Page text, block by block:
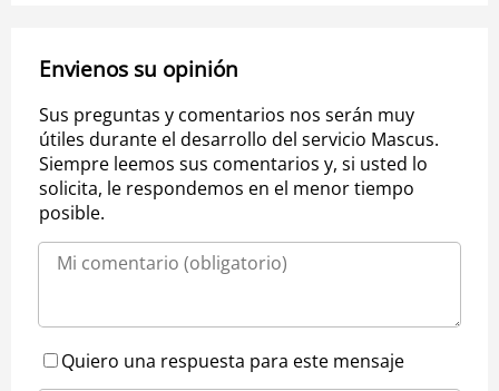
Envienos su opinión
Sus preguntas y comentarios nos serán muy
útiles durante el desarrollo del servicio Mascus.
Siempre leemos sus comentarios y, si usted lo
solicita, le respondemos en el menor tiempo
posible.
Quiero una respuesta para este mensaje